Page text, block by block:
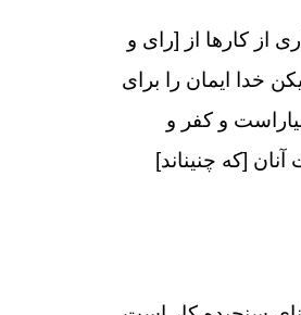
از كارها از [راى و
خدا ايمان را براى
و كفر و
[كه چنين‏اند]